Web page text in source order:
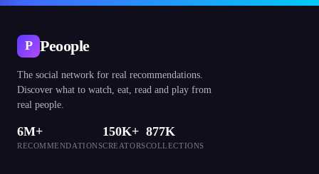
P Peoople
The social network for real recommendations.
Discover what to watch, eat, read and play from
real people.
6M+
RECOMMENDATIONS
150K+
CREATORS
877K
COLLECTIONS